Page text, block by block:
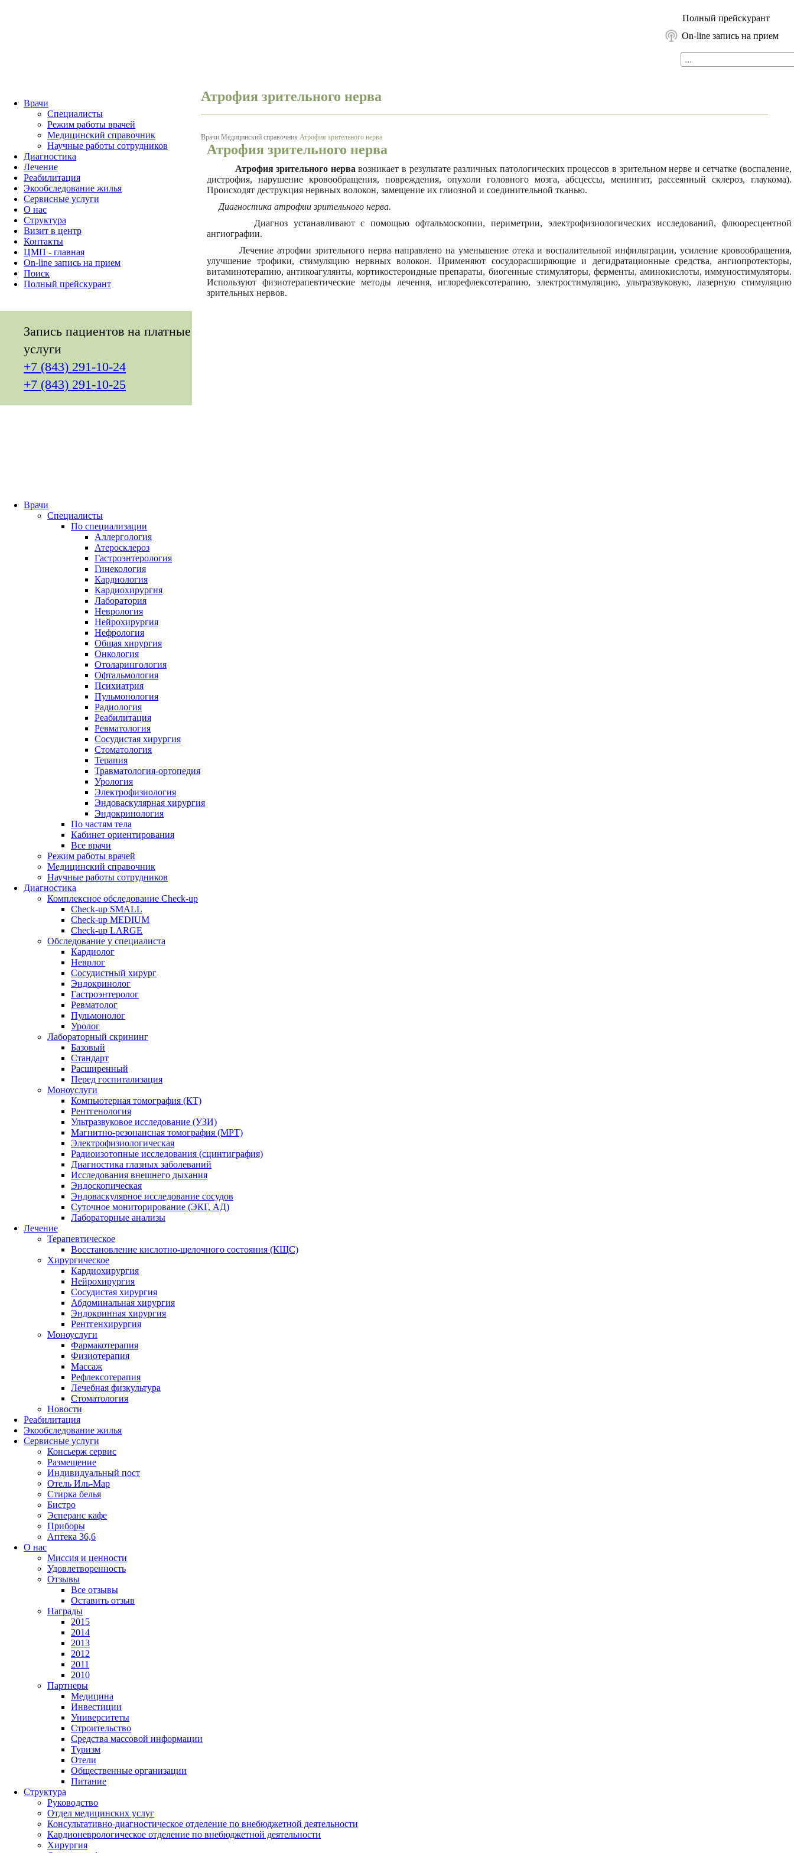
Полный прейскурант
On-line запись на прием
Врачи
Специалисты
Режим работы врачей
Медицинский справочник
Научные работы сотрудников
Диагностика
Лечение
Реабилитация
Экообследование жилья
Сервисные услуги
О нас
Структура
Визит в центр
Контакты
ЦМП - главная
On-line запись на прием
Поиск
Полный прейскурант
Запись пациентов на платные
услуги
+7 (843) 291-10-24
+7 (843) 291-10-25
Атрофия зрительного нерва
Врачи Медицинский справочник Атрофия зрительного нерва
Атрофия зрительного нерва
Атрофия зрительного нервавозникает в результате различных патологических процессов в зрительном нерве и сетчатке (воспаление,
дистрофия, нарушение кровообращения, повреждения, опухоли головного мозга, абсцессы, менингит, рассеянный склероз, глаукома).
Происходят деструкция нервных волокон, замещение их глиозной и соединительной тканью.
Диагностика атрофии зрительного нерва.
Диагноз устанавливают с помощью офтальмоскопии, периметрии, электрофизиологических исследований, флюоресцентной
ангиографии.
Лечение атрофии зрительного нерва направлено на уменьшение отека и воспалительной инфильтрации, усиление кровообращения,
улучшение трофики, стимуляцию нервных волокон. Применяют сосудорасширяющие и дегидратационные средства, ангиопротекторы,
витаминотерапию, антикоагулянты, кортикостероидные препараты, биогенные стимуляторы, ферменты, аминокислоты, иммуностимуляторы.
Используют физиотерапевтические методы лечения, иглорефлексотерапию, электростимуляцию, ультразвуковую, лазерную стимуляцию
зрительных нервов.
Врачи
Специалисты
По специализации
Аллергология
Атеросклероз
Гастроэнтерология
Гинекология
Кардиология
Кардиохирургия
Лаборатория
Неврология
Нейрохирургия
Нефрология
Общая хирургия
Онкология
Отоларингология
Офтальмология
Психиатрия
Пульмонология
Радиология
Реабилитация
Ревматология
Сосудистая хирургия
Стоматология
Терапия
Травматология-ортопедия
Урология
Электрофизиология
Эндоваскулярная хирургия
Эндокринология
По частям тела
Кабинет ориентирования
Все врачи
Режим работы врачей
Медицинский справочник
Научные работы сотрудников
Диагностика
Комплексное обследование Check-up
Check-up SMALL
Check-up MEDIUM
Check-up LARGE
Обследование у специалиста
Кардиолог
Неврлог
Сосудистный хирург
Эндокринолог
Гастроэнтеролог
Ревматолог
Пульмонолог
Уролог
Лабораторный скрининг
Базовый
Стандарт
Расширенный
Перед госпитализация
Моноуслуги
Компьютерная томография (КТ)
Рентгенология
Ультразвуковое исследование (УЗИ)
Магнитно-резонансная томография (МРТ)
Электрофизиологическая
Радиоизотопные исследования (сцинтиграфия)
Диагностика глазных заболеваний
Исследования внешнего дыхания
Эндоскопическая
Эндоваскулярное исследование сосудов
Суточное мониторирование (ЭКГ, АД)
Лабораторные анализы
Лечение
Терапевтическое
Восстановление кислотно-щелочного состояния (КЩС)
Хирургическое
Кардиохирургия
Нейрохирургия
Сосудистая хирургия
Абдоминальная хирургия
Эндокринная хирургия
Рентгенхирургия
Моноуслуги
Фармакотерапия
Физиотерапия
Массаж
Рефлексотерапия
Лечебная физкультура
Стоматология
Новости
Реабилитация
Экообследование жилья
Сервисные услуги
Консьерж сервис
Размещение
Индивидуальный пост
Отель Иль-Мар
Стирка белья
Бистро
Эсперанс кафе
Приборы
Аптека 36,6
О нас
Миссия и ценности
Удовлетворенность
Отзывы
Все отзывы
Оставить отзыв
Награды
2015
2014
2013
2012
2011
2010
Партнеры
Медицина
Инвестиции
Университеты
Строительство
Средства массовой информации
Туризм
Отели
Общественные организации
Питание
Структура
Руководство
Отдел медицинских услуг
Консультативно-диагностическое отделение по внебюджетной деятельности
Кардионеврологическое отделение по внебюджетной деятельности
Хирургия